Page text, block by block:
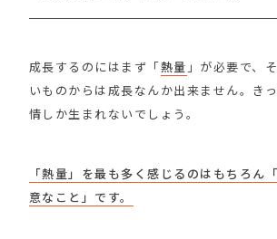
成長するのにはまず「熱量 」が必要で、
いものからは成長なんか出来ません。き
情しか生まれないでしょう。
「熱量」を最も多く感じるのはもちろん
意なこと」です。